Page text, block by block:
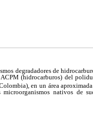
degradadores de
(hidrocarburos) del
en un área
nativos de